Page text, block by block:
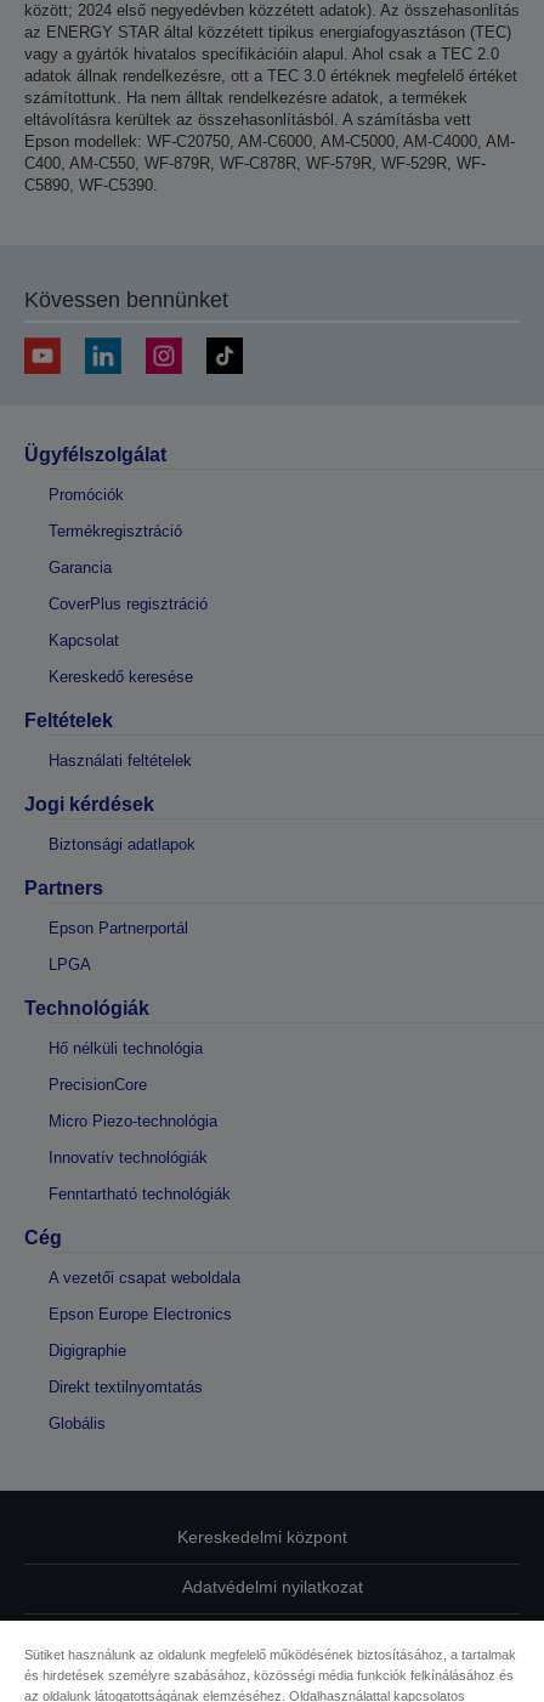
között; 2024 első negyedévben közzétett adatok). Az összehasonlítás
az ENERGY STAR által közzétett tipikus energiafogyasztáson (TEC)
vagy a gyártók hivatalos specifikációin alapul. Ahol csak a TEC 2.0
adatok állnak rendelkezésre, ott a TEC 3.0 értéknek megfelelő értéket
számítottunk. Ha nem álltak rendelkezésre adatok, a termékek
eltávolításra kerültek az összehasonlításból. A számításba vett
Epson modellek: WF-C20750, AM-C6000, AM-C5000, AM-C4000, AM-
C400, AM-C550, WF-879R, WF-C878R, WF-579R, WF-529R, WF-
C5890, WF-C5390.
Kövessen bennünket
Ügyfélszolgálat
Promóciók
Termékregisztráció
Garancia
CoverPlus regisztráció
Kapcsolat
Kereskedő keresése
Feltételek
Használati feltételek
Jogi kérdések
Biztonsági adatlapok
Partners
Epson Partnerportál
LPGA
Technológiák
Hő nélküli technológia
PrecisionCore
Micro Piezo-technológia
Innovatív technológiák
Fenntartható technológiák
Cég
A vezetői csapat weboldala
Epson Europe Electronics
Digigraphie
Direkt textilnyomtatás
Globális
Kereskedelmi központ
Adatvédelmi nyilatkozat
Kapcsolatfelvétel
Sütiket használunk az oldalunk megfelelő működésének biztosításához, a tartalmak
és hirdetések személyre szabásához, közösségi média funkciók felkínálásához és
az oldalunk látogatottságának elemzéséhez. Oldalhasználattal kapcsolatos